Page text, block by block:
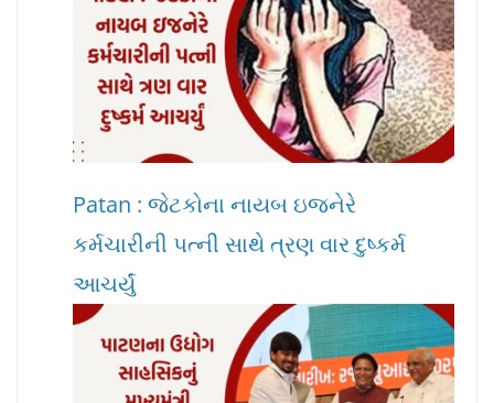
Patan : જેટકોના નાયબ ઇજનેરે
કર્મચારીની પત્ની સાથે ત્રણ વાર દુષ્કર્મ
આચર્યું